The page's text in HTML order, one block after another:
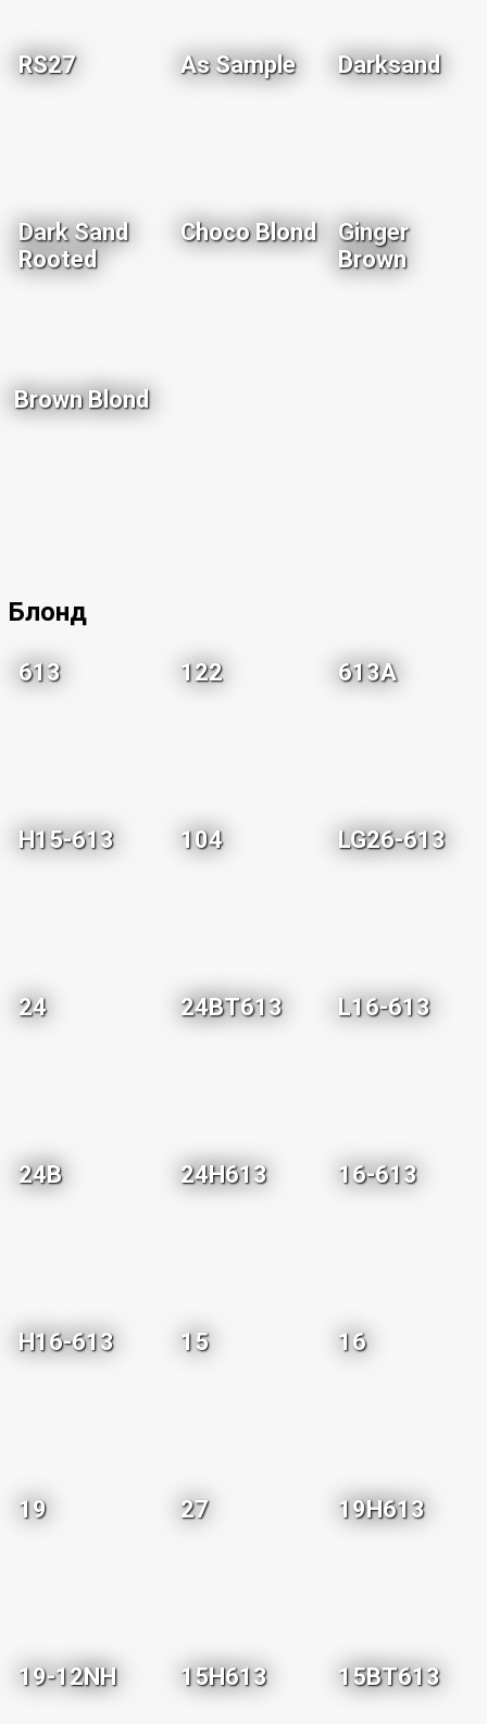
RS27 As Sample Darksand
Dark Sand
Rooted
Choco Blond
Ginger
Brown
Brown Blond
Блонд
613 122 613A
H15-613 104 LG26-613
24 24BT613 L16-613
24B 24H613 16-613
H16-613 15 16
19 27 19H613
19-12NH 15H613 15BT613